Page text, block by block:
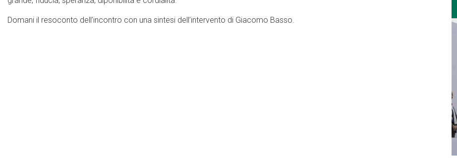
Domani il resoconto dell’incontro con una sintesi dell’intervento di Giacomo Basso.